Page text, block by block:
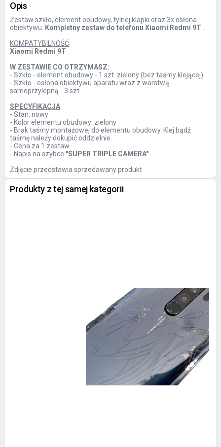
Opis
Zestaw szkło, element obudowy, tylnej klapki oraz 3x osłona
obiektywu.
Kompletny zestaw do telefonu Xiaomi Redmi 9T
KOMPATYBILNOŚĆ:
Xiaomi Redmi 9T
W ZESTAWIE CO OTRZYMASZ:
- Szkło - element obudowy - 1 szt. zielony (bez taśmy klejącej)
- Szkło - osłona obiektywu aparatu wraz z warstwą
samoprzylepną - 3 szt.
SPECYFIKACJA
- Stan: nowy
- Kolor elementu obudowy: zielony
- Brak taśmy montażowej do elementu obudowy. Klej bądź
taśmę należy dokupić oddzielnie.
- Cena za 1 zestaw
- Napis na szybce "SUPER TRIPLE CAMERA"
Zdjęcie przedstawia sprzedawany produkt.
Produkty z tej samej kategorii